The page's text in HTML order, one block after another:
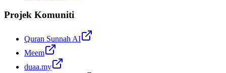
Projek Komuniti
Quran Sunnah AI
Meem
duaa.my